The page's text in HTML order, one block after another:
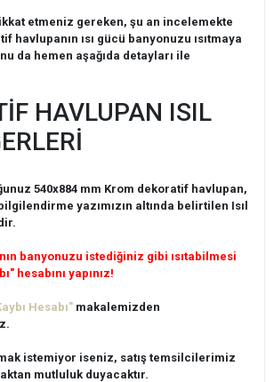
etmeniz gereken, şu an incelemekte
havlupanın ısı gücü banyonuzu ısıtmaya
da hemen aşağıda detayları ile
HAVLUPAN ISIL
540x884 mm Krom dekoratif havlupan,
yazımızın altında belirtilen Isıl
banyonuzu istediğiniz gibi ısıtabilmesi
hesabını yapınız!
Hesabı" makalemizden
istemiyor iseniz, satış temsilcilerimiz
mutluluk duyacaktır.